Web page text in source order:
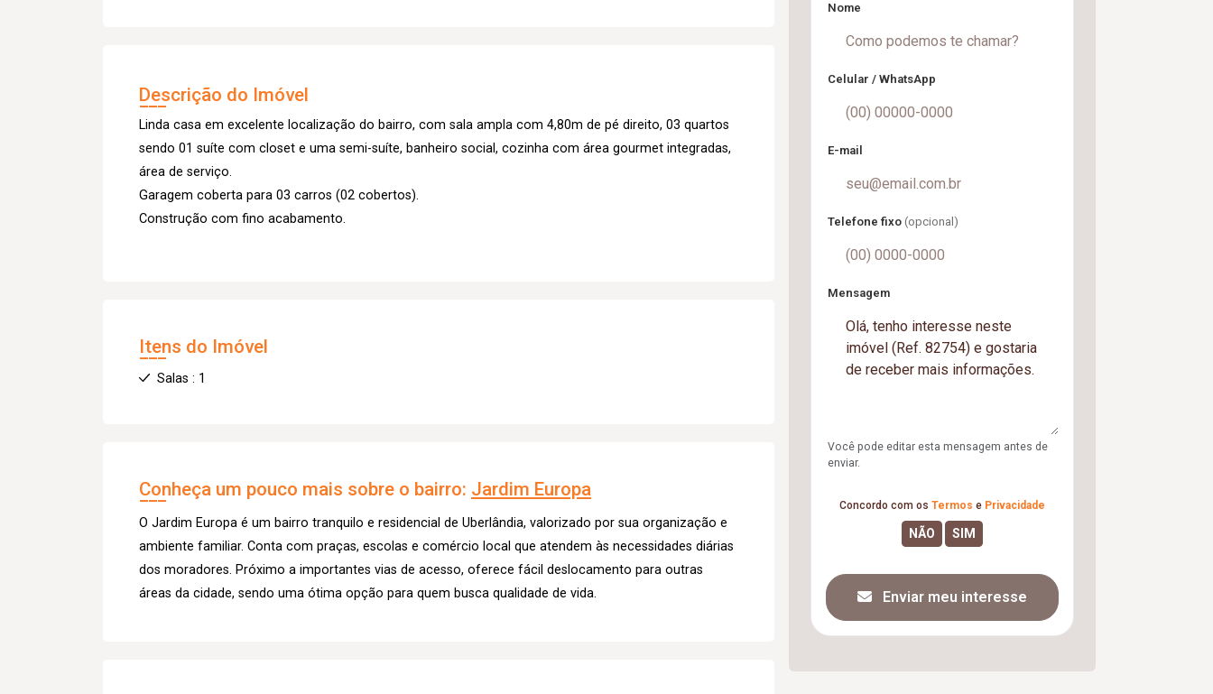
Descrição do Imóvel
Linda casa em excelente localização do bairro, com sala ampla com 4,80m de pé direito, 03 quartos
sendo 01 suíte com closet e uma semi-suíte, banheiro social, cozinha com área gourmet integradas,
área de serviço.
Garagem coberta para 03 carros (02 cobertos).
Construção com fino acabamento.
Itens do Imóvel
Salas : 1
Conheça um pouco mais sobre o bairro: Jardim Europa
O Jardim Europa é um bairro tranquilo e residencial de Uberlândia, valorizado por sua organização e
ambiente familiar. Conta com praças, escolas e comércio local que atendem às necessidades diárias
dos moradores. Próximo a importantes vias de acesso, oferece fácil deslocamento para outras
áreas da cidade, sendo uma ótima opção para quem busca qualidade de vida.
Nome
Celular / WhatsApp
E-mail
Telefone fixo (opcional)
Mensagem
Você pode editar esta mensagem antes de
enviar.
Concordo com os Termos e Privacidade
Enviar meu interesse